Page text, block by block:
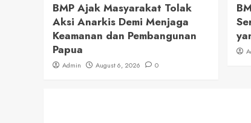
BMP Ajak Masyarakat Tolak
Aksi Anarkis Demi Menjaga
Keamanan dan Pembangunan
Papua
Admin August 6, 2026 0